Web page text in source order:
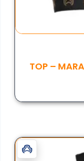
TOP –